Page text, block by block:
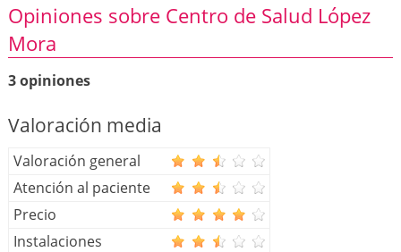
Opiniones sobre Centro de Salud López
Mora
3 opiniones
Valoración media
Valoración general
Atención al paciente
Precio
Instalaciones